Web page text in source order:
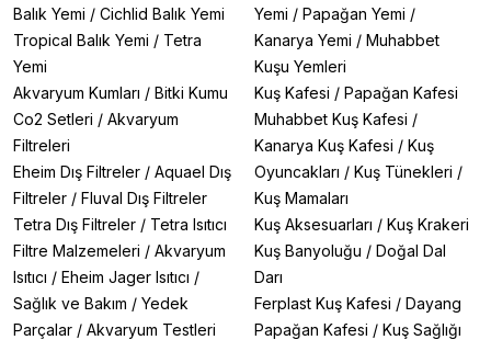
Balık Yemi / Cichlid Balık Yemi
Tropical Balık Yemi / Tetra
Yemi
Akvaryum Kumları / Bitki Kumu
Co2 Setleri / Akvaryum
Filtreleri
Eheim Dış Filtreler / Aquael Dış
Filtreler / Fluval Dış Filtreler
Tetra Dış Filtreler / Tetra Isıtıcı
Filtre Malzemeleri / Akvaryum
Isıtıcı / Eheim Jager Isıtıcı /
Sağlık ve Bakım / Yedek
Parçalar / Akvaryum Testleri
Yemi / Papağan Yemi /
Kanarya Yemi / Muhabbet
Kuşu Yemleri
Kuş Kafesi / Papağan Kafesi
Muhabbet Kuş Kafesi /
Kanarya Kuş Kafesi / Kuş
Oyuncakları / Kuş Tünekleri /
Kuş Mamaları
Kuş Aksesuarları / Kuş Krakeri
Kuş Banyoluğu / Doğal Dal
Darı
Ferplast Kuş Kafesi / Dayang
Papağan Kafesi / Kuş Sağlığı